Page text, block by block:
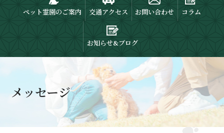
ペット霊園のご案内 交通アクセス お問い合わせ コラム
お知らせ&ブログ
メッセージ